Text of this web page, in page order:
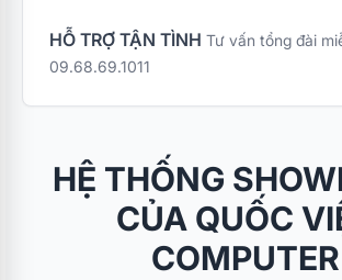
HỖ TRỢ TẬN TÌNH Tư vấn tổng đài
09.68.69.1011
HỆ THỐNG
CỦA QUỐC
COMPUTER